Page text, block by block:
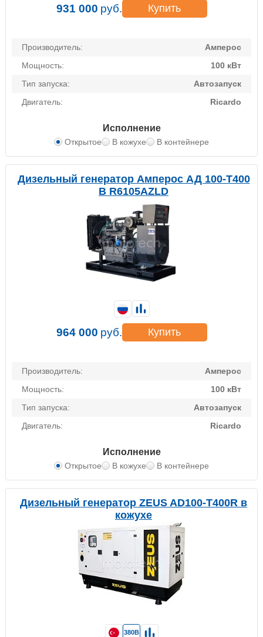
Производитель:
Амперос
Мощность:
100 кВт
Тип запуска:
Автозапуск
Двигатель:
Ricardo
Исполнение
Открытое В кожухе В контейнере
931 000 руб. Купить
Дизельный генератор Амперос АД 100-Т400
B R6105AZLD
Производитель:
Амперос
Мощность:
100 кВт
Тип запуска:
Автозапуск
Двигатель:
Ricardo
Исполнение
Открытое В кожухе В контейнере
964 000 руб. Купить
Дизельный генератор ZEUS AD100-T400R в
кожухе
380В